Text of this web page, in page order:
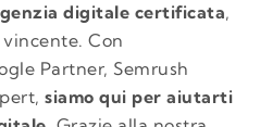
digitale certificata,
Con
Partner, Semrush
siamo qui per aiutarti